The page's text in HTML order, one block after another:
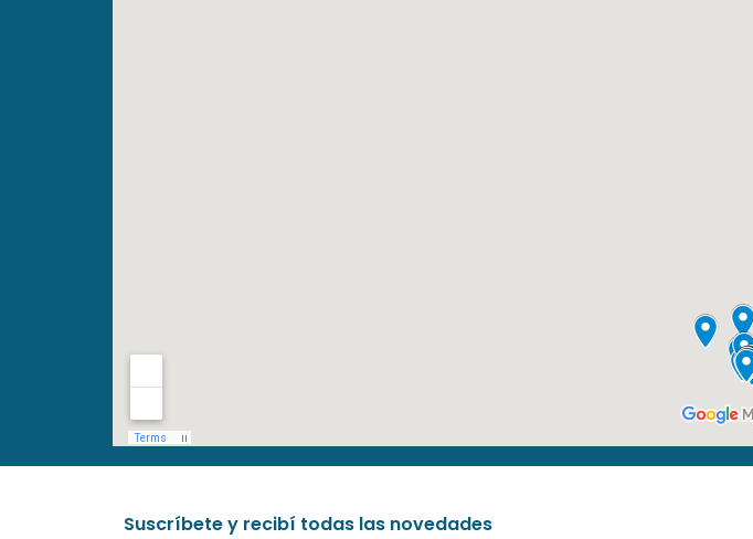
Suscríbete y recibí todas las novedades